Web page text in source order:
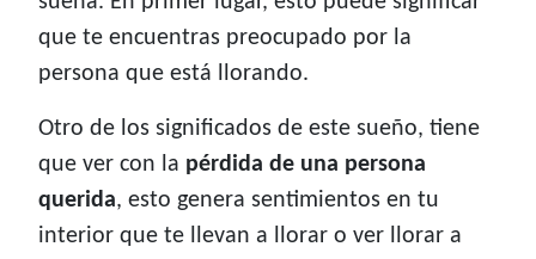
que te encuentras preocupado por la
persona que está llorando.
Otro de los significados de este sueño, tiene
que ver con la pérdida de una persona
querida, esto genera sentimientos en tu
interior que te llevan a llorar o ver llorar a